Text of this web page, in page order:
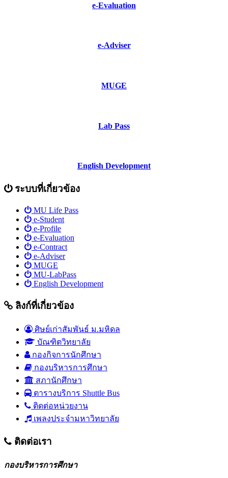
e-Evaluation
e-Adviser
MUGE
Lab Pass
English Development
ระบบที่เกี่ยวข้อง
MU Life Pass
e-Student
e-Profile
e-Evaluation
e-Contract
e-Adviser
MUGE
MU-LabPass
English Development
ลิงก์ที่เกี่ยวข้อง
ศิษย์เก่าสัมพันธ์ ม.มหิดล
บัณฑิตวิทยาลัย
กองกิจการนักศึกษา
กองบริหารการศึกษา
สภานักศึกษา
ตารางบริการ Shuttle Bus
ติดต่อหน่วยงาน
เพลงประจำมหาวิทยาลัย
ติดต่อเรา
กองบริหารการศึกษา